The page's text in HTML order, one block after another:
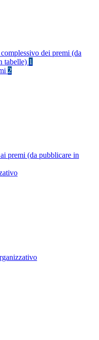
dei premi (da
tabelle) 1
2
premi (da pubblicare in